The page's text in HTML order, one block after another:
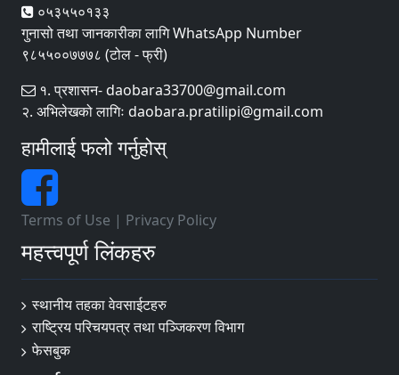
०५३५५०१३३
गुनासो तथा जानकारीका लागि WhatsApp Number
९८५५००७७७८ (टोल - फ्री)
१. प्रशासन- daobara33700@gmail.com
२. अभिलेखको लागिः daobara.pratilipi@gmail.com
हामीलाई फलो गर्नुहोस्
Terms of Use | Privacy Policy
महत्त्वपूर्ण लिंकहरु
स्थानीय तहका वेवसाईटहरु
राष्ट्रिय परिचयपत्र तथा पञ्जिकरण विभाग
फेसबुक